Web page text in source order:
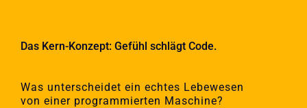
Das Kern-Konzept: Gefühl schlägt Code.
Was unterscheidet ein echtes Lebewesen
von einer programmierten Maschine?